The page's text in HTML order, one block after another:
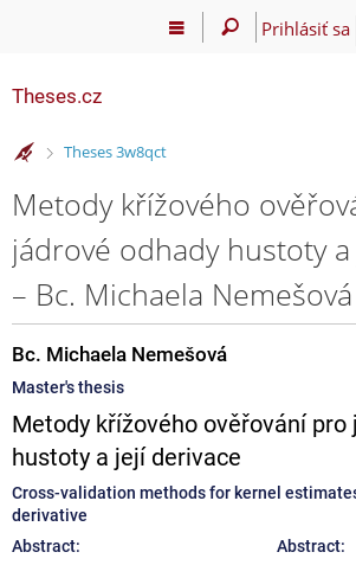
Prihlásiť sa
Theses.cz
>
Theses 3w8qct
Metody křížového
jádrové odhady hustoty
– Bc. Michaela Nemešová
Bc. Michaela Nemešová
Master's thesis
Metody křížového ověřování pro
hustoty a její derivace
Cross-validation methods for kernel
derivative
Abstract:
Abstract: